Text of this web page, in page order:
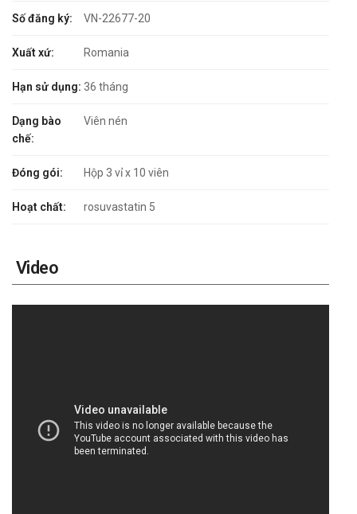
Số đăng ký: VN-22677-20
Xuất xứ: Romania
Hạn sử dụng: 36 tháng
Dạng bào
chế:
Viên nén
Đóng gói: Hộp 3 vỉ x 10 viên
Hoạt chất: rosuvastatin 5
Video